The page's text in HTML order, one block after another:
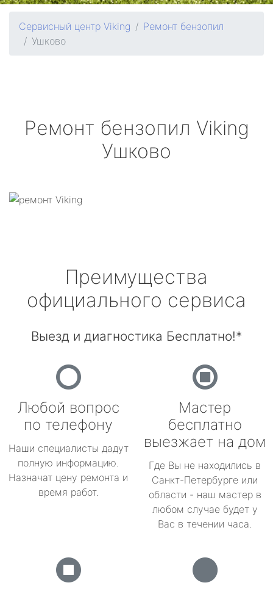
Сервисный центр Viking
Ремонт бензопил
Ушково
Ремонт бензопил Viking
Ушково
Преимущества
официального сервиса
Выезд и диагностика Бесплатно!*
Любой вопрос
по телефону
Наши специалисты дадут
полную информацию.
Назначат цену ремонта и
время работ.
Мастер
бесплатно
выезжает на дом
Где Вы не находились в
Санкт-Петербурге или
области - наш мастер в
любом случае будет у
Вас в течении часа.